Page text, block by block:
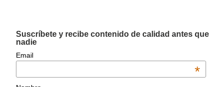
Suscríbete y recibe contenido de calidad antes que
nadie
Email
*